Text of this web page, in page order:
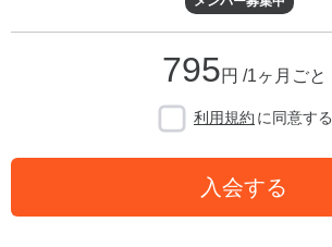
795円 /1ヶ月ごと
利用規約 に同意する
入会する